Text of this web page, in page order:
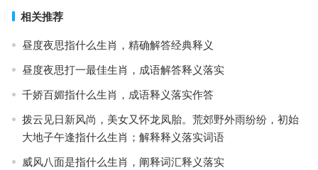
相关推荐
昼度夜思指什么生肖，精确解答经典释义
昼度夜思打一最佳生肖，成语解答释义落实
千娇百媚指什么生肖，成语释义落实作答
拨云见日新风尚，美女又怀龙凤胎。荒郊野外雨纷纷，初始
大地子午逢指什么生肖；解释释义落实词语
威风八面是指什么生肖，阐释词汇释义落实